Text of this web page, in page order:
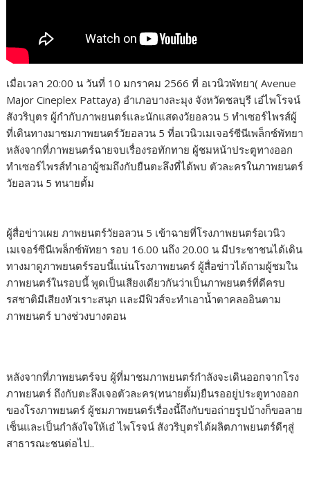
เมื่อเวลา 20:00 น วันที่ 10 มกราคม 2566 ที่ อเวนิวพัทยา( Avenue
Major Cineplex Pattaya) อำเภอบางละมุง จังหวัดชลบุรี เอ๋ไพโรจน์
สังวริบุตร ผู้กำกับภาพยนตร์และนักแสดงวัยอลวน 5 ทำเซอร์ไพรส์ผู้
ที่เดินทางมาชมภาพยนตร์วัยอลวน 5 ที่อเวนิวเมเจอร์ซีนีเพล็กซ์พัทยา
หลังจากที่ภาพยนตร์ฉายจบเรื่องรอทักทาย ผู้ชมหน้าประตูทางออก
ทำเซอร์ไพรส์ทำเอาผู้ชมถึงกับยืนตะลึงที่ได้พบ ตัวละครในภาพยนตร์
วัยอลวน 5 ทนายตั้ม
ผู้สื่อข่าวเผย ภาพยนตร์วัยอลวน 5 เข้าฉายที่โรงภาพยนตร์อเวนิว
เมเจอร์ซีนีเพล็กซ์พัทยา รอบ 16.00 นถึง 20.00 น มีประชาชนได้เดิน
ทางมาดูภาพยนตร์รอบนี้แน่นโรงภาพยนตร์ ผู้สื่อข่าวได้ถามผู้ชมใน
ภาพยนตร์ในรอบนี้ พูดเป็นเสียงเดียวกันว่าเป็นภาพยนตร์ที่ดีครบ
รสชาติมีเสียงหัวเราะสนุก และมีฟิวส์จะทำเอาน้ำตาคลออินตาม
ภาพยนตร์ บางช่วงบางตอน
หลังจากที่ภาพยนตร์จบ ผู้ที่มาชมภาพยนตร์กำลังจะเดินออกจากโรง
ภาพยนตร์ ถึงกับตะลึงเจอตัวละคร(ทนายตั้ม)ยืนรออยู่ประตูทางออก
ของโรงภาพยนตร์ ผู้ชมภาพยนตร์เรื่องนี้ถึงกับขอถ่ายรูปบ้างก็ขอลาย
เซ็นและเป็นกำลังใจให้เอ๋ ไพโรจน์ สังวริบุตรได้ผลิตภาพยนตร์ดีๆสู่
สาธารณะชนต่อไป..